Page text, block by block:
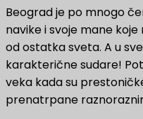
Beograd je po mnogo
navike i svoje mane
od ostatka sveta. A u
karakterične sudare!
veka kada su
prenatrpane